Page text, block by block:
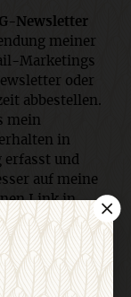
Newsletter
meiner
Marketings
oder
abbestellen.
mein
in
erfasst und
auf meine
Link in
Funktion
.